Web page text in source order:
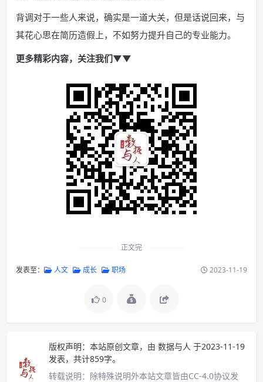
背调对于一些人来说，确实是一道大关，但是话说回来，与
其花心思在简历造假上，不如努力提升自己的专业能力。
更多精彩内容，关注我们▼▼
正文完
发表至： 人文 成长 职场 2023-11-19
0
版权声明： 本站原创文章，由 数据与人 于2023-11-19
发表，共计859字。
转载说明： 除特殊说明外本站文章皆由CC-4.0协议发